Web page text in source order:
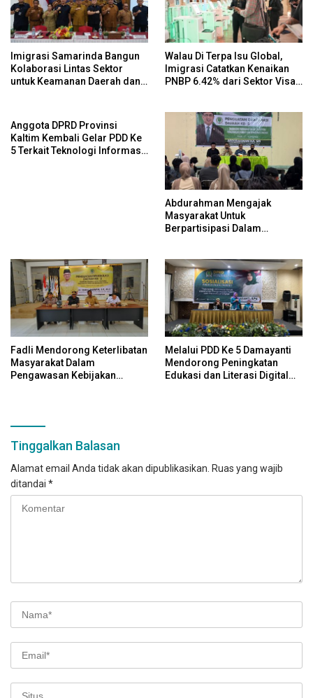
Imigrasi Samarinda Bangun
Kolaborasi Lintas Sektor
untuk Keamanan Daerah dan
Walau Di Terpa Isu Global,
Imigrasi Catatkan Kenaikan
PNBP 6.42% dari Sektor Visa
Anggota DPRD Provinsi
Kaltim Kembali Gelar PDD Ke
5 Terkait Teknologi Informasi
Abdurahman Mengajak
Masyarakat Untuk
Berpartisipasi Dalam
Platform Digital
Fadli Mendorong Keterlibatan
Masyarakat Dalam
Pengawasan Kebijakan
Melalui PDD Ke 5 Damayanti
Mendorong Peningkatan
Edukasi dan Literasi Digital
Tinggalkan Balasan
Alamat email Anda tidak akan dipublikasikan. Ruas yang wajib
ditandai *